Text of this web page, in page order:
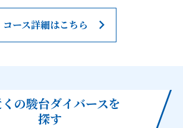
コース詳細はこちら
の駿台ダイバースを
探す